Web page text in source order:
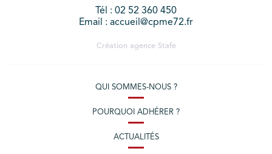
Tél : 02 52 360 450
Email : accueil@cpme72.fr
Création agence Stafe
QUI SOMMES-NOUS ?
POURQUOI ADHÉRER ?
ACTUALITÉS